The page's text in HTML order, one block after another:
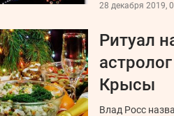
28 декабря 2019,
Ритуал
Крысы
Влад Росс